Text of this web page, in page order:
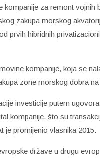
kompanije za remont vojnih
zakupa morskog
prvih hibridnih
kompanije, koja se
zone morskog dobra
investicije putem
kompanije, što su
je promijenio vlasnika 2015.
države u drugu